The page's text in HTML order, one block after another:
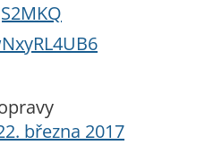
března 2017